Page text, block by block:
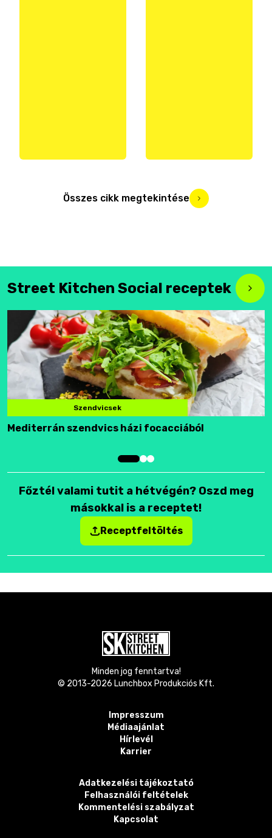
Összes cikk megtekintése
Street Kitchen Social receptek
Szendvicsek
Mediterrán szendvics házi focacciából
Főztél valami tutit a hétvégén? Oszd meg
másokkal is a receptet!
Receptfeltöltés
Minden jog fenntartva!
© 2013-2026 Lunchbox Produkciós Kft.
Impresszum
Médiaajánlat
Hírlevél
Karrier
Adatkezelési tájékoztató
Felhasználói feltételek
Kommentelési szabályzat
Kapcsolat